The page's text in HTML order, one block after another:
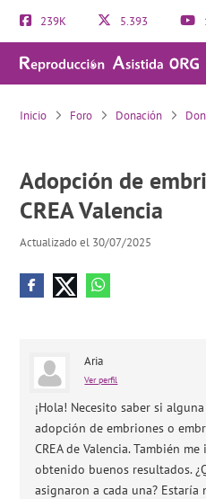
239K 5.393
Inicio Foro Donación
Adopción de
CREA Valencia
Actualizado el 30/07/2025
Aria
Ver perfil
¡Hola! Necesito saber si
adopción de embriones o
CREA de Valencia. También
obtenido buenos resultados.
asignaron a cada una?